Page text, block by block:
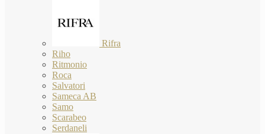
Rifra
Riho
Ritmonio
Roca
Salvatori
Sameca AB
Samo
Scarabeo
Serdaneli